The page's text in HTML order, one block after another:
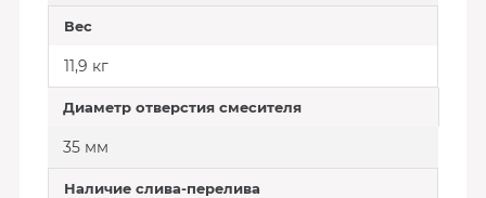
Вес
11,9 кг
Диаметр отверстия смесителя
35 мм
Наличие слива-перелива